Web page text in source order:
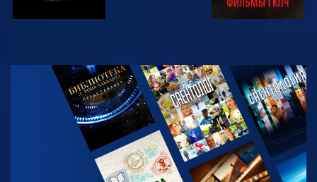
СМОТРЕТЬ
СМОТРЕТЬ
ПЕРЕДАЧИ